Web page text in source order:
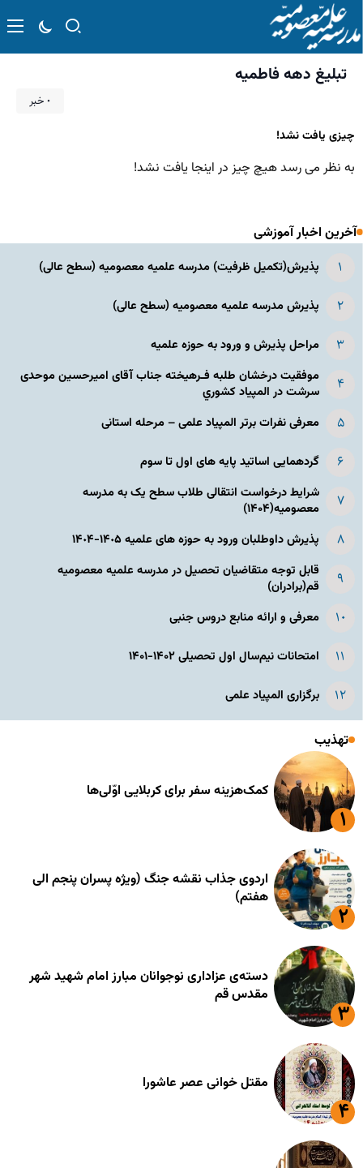
تبلیغ دهه فاطمیه
۰ خبر
چیزی یافت نشد!
به نظر می رسد هیچ چیز در اینجا یافت نشد!
آخرین اخبار آموزشی
پذیرش(تکمیل ظرفیت) مدرسه علمیه معصومیه‌ (سطح عالی)
پذیرش مدرسه علمیه معصومیه‌ (سطح عالی)
مراحل پذیرش و ورود به حوزه علمیه
موفقیت درخشان طلبه فـرهیخته جناب آقای امیرحسین موحدی
سرشت در المپياد كشوري
معرفی نفرات برتر المپیاد علمی – مرحله استانی
گردهمایی اساتید پایه های اول تا سوم
شرایط درخواست انتقالی طلاب سطح یک به مدرسه
معصومیه(۱۴۰۴)
پذیرش داوطلبان ورود به حوزه های علمیه ١۴٠۵-١۴٠۴
قابل توجه متقاضیان تحصیل در مدرسه علمیه معصومیه
قم(برادران)
معرفی و ارائه منابع دروس جنبی
امتحانات نیم‌سال اول تحصیلی ۱۴۰۲-۱۴۰۱
برگزاری المپیاد علمی
تهذیب
کمک‌هزینه سفر برای کربلایی اوّلی‌ها
اردوی جذاب نقشه جنگ (ویژه پسران پنجم الی
هفتم)
دسته‌ی عزاداری نوجوانان مبارز امام شهید شهر
مقدس قم
مقتل خوانی عصر عاشورا